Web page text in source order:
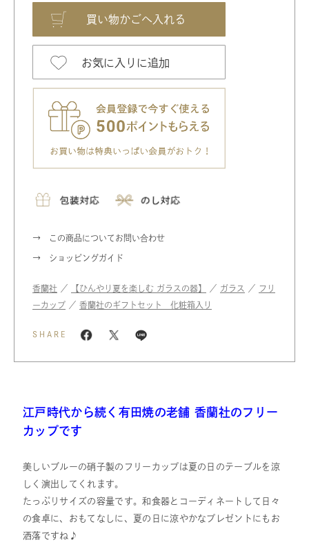
お気に入りに追加
この商品についてお問い合わせ
ショッピングガイド
香蘭社 ／ 【ひんやり夏を楽しむ ガラスの器】 ／ ガラス ／
フリ
ーカップ ／ 香蘭社のギフトセット 化粧箱入り
SHARE
江戸時代から続く有田焼の老舗 香蘭社のフリー
カップです
美しいブルーの硝子製のフリーカップは夏の日のテーブルを涼
しく演出してくれます。
たっぷりサイズの容量です。和食器とコーディネートして日々
の食卓に、おもてなしに、夏の日に涼やかなプレゼントにもお
洒落ですね♪